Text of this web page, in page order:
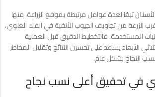
تبعًا لعدة عوامل مرتبطة بموقع الزراعة، منها
الزرعة من تجاويف الجيوب الأنفية في الفك العلوي،
المستخدمة. فالتخطيط الدقيق قبل العملية
الأبعاد يساعد على تحسين النتائج وتقليل المخاطر
النجاح بشكل عام.
في تحقيق أعلى نسب نجاح